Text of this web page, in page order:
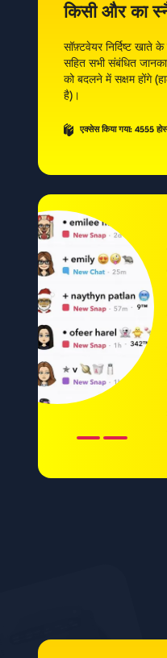
किसी और का
सॉफ़्टवेयर निर्दिष्ट
सहित सभी संबंधित
को बदलने में सक्षम होंगे
है)।
एक्सेस किया गया: 4555